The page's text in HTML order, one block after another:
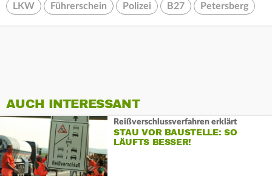
LKW Führerschein Polizei B27 Petersberg
AUCH INTERESSANT
Reißverschlussverfahren erklärt
STAU VOR BAUSTELLE: SO
LÄUFTS BESSER!